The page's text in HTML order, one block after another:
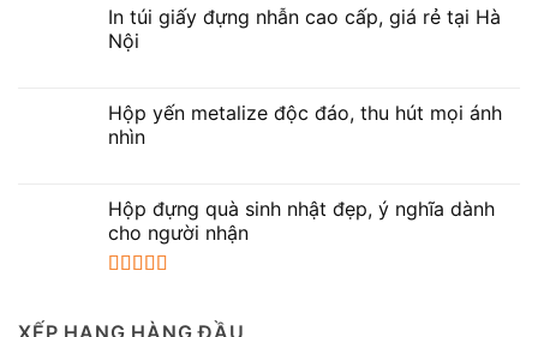
hạng5.005
sao
In túi giấy đựng nhẫn cao cấp, giá rẻ tại Hà
Nội
Hộp yến metalize độc đáo, thu hút mọi ánh
nhìn
Hộp đựng quà sinh nhật đẹp, ý nghĩa dành
cho người nhận
sao